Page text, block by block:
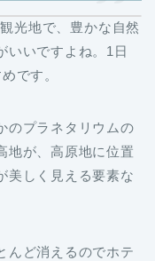
光地で、豊かな自然
いいですよね。1日
です。
のプラネタリウムの
地が、高原地に位置
美しく見える要素な
んど消えるのでホテ